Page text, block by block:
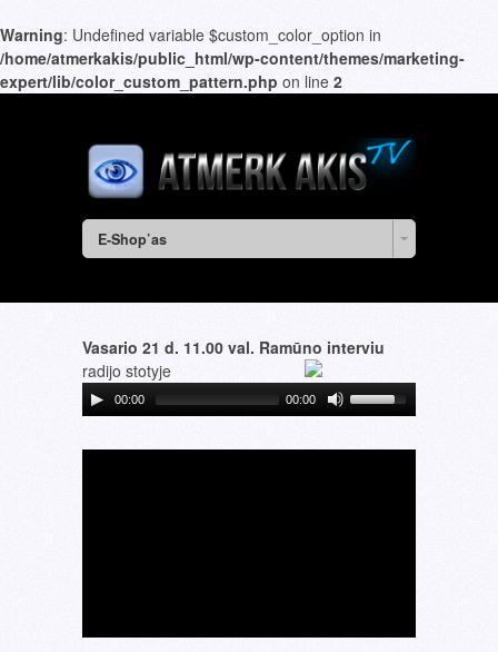
Warning: Undefined variable $custom_color_option in
/home/atmerkakis/public_html/wp-content/themes/marketing-
expert/lib/color_custom_pattern.php on line 2
E-Shop’as
Vasario 21 d. 11.00 val. Ramūno interviu
radijo stotyje
00:00 00:00